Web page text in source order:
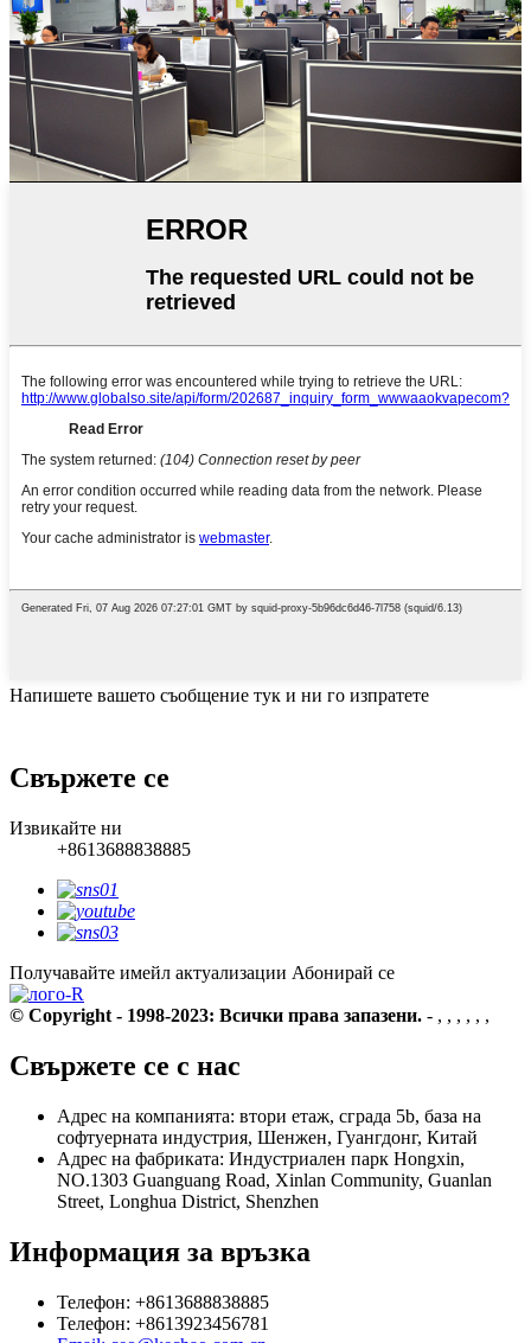
Напишете вашето съобщение тук и ни го изпратете
Свържете се
Извикайте ни
+8613688838885
Получавайте имейл актуализации Абонирай се
© Copyright - 1998-2023: Всички права запазени. - , , , , , ,
Свържете се с нас
Адрес на компанията: втори етаж, сграда 5b, база на
софтуерната индустрия, Шенжен, Гуангдонг, Китай
Адрес на фабриката: Индустриален парк Hongxin,
NO.1303 Guanguang Road, Xinlan Community, Guanlan
Street, Longhua District, Shenzhen
Информация за връзка
Телефон: +8613688838885
Телефон: +8613923456781